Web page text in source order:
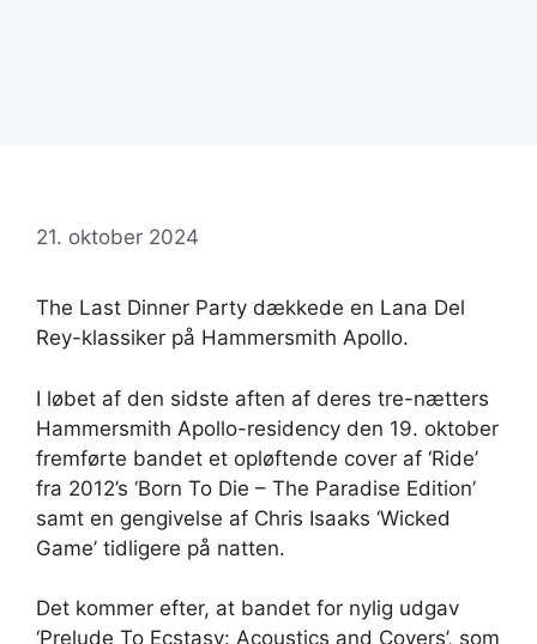
21. oktober 2024
The Last Dinner Party dækkede en Lana Del
Rey-klassiker på Hammersmith Apollo.
I løbet af den sidste aften af ​​deres tre-nætters
Hammersmith Apollo-residency den 19. oktober
fremførte bandet et opløftende cover af ‘Ride’
fra 2012’s ‘Born To Die – The Paradise Edition’
samt en gengivelse af Chris Isaaks ‘Wicked
Game’ tidligere på natten.
Det kommer efter, at bandet for nylig udgav
‘Prelude To Ecstasy: Acoustics and Covers’, som